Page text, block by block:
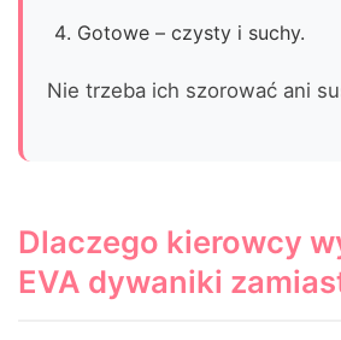
Gotowe – czysty i suchy.
Nie trzeba ich szorować ani
Dlaczego kierowcy
EVA dywaniki